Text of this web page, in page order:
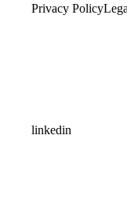
Privacy Policy
linkedin